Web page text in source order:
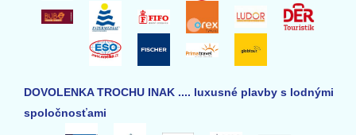
DOVOLENKA TROCHU INAK .... luxusné plavby s lodnými
spoločnosťami